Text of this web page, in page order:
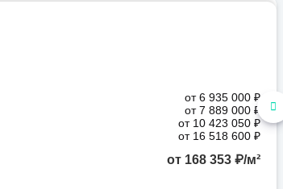
от 6 935 000 ₽
от 7 889 000 ₽
от 10 423 050 ₽
от 16 518 600 ₽
от 168 353 ₽/м²